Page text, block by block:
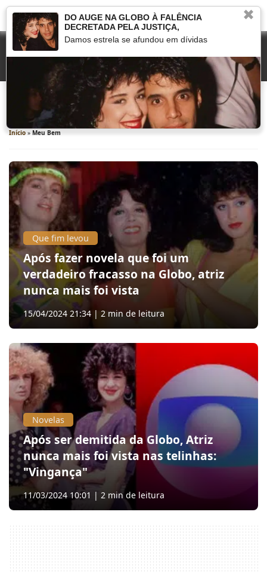
Meu Bem
Início » Meu Bem
Que fim levou
Após fazer novela que foi um
verdadeiro fracasso na Globo, atriz
nunca mais foi vista
15/04/2024 21:34 | 2 min de leitura
Novelas
Após ser demitida da Globo, Atriz
nunca mais foi vista nas telinhas:
"Vingança"
11/03/2024 10:01 | 2 min de leitura
✖
DO AUGE NA GLOBO À FALÊNCIA
DECRETADA PELA JUSTIÇA,
Damos estrela se afundou em dívidas